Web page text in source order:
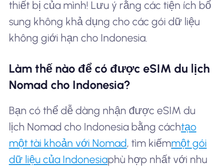
thiết bị của mình! Lưu ý rằng các tiện ích bổ
sung không khả dụng cho các gói dữ liệu
không giới hạn cho Indonesia.
Làm thế nào để có được eSIM du lịch
Nomad cho Indonesia?
Bạn có thể dễ dàng nhận được eSIM du
lịch Nomad cho Indonesia bằng cáchtạo
một tài khoản với Nomad, tìm kiếmmột gói
dữ liệu của Indonesiaphù hợp nhất với nhu